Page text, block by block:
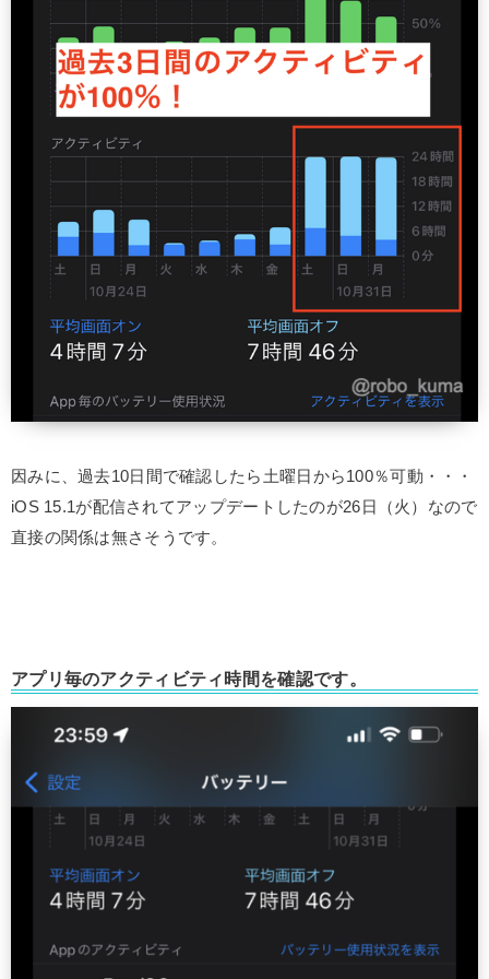
因みに、過去10日間で確認したら土曜日から100％可動・・・
iOS 15.1が配信されてアップデートしたのが26日（火）なので
直接の関係は無さそうです。
アプリ毎のアクティビティ時間を確認です。